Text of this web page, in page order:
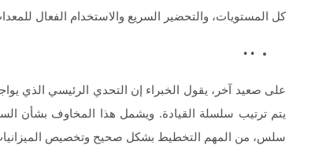
كل المستويات، والتحضير السريع والاستخدام الفعال
• •
على صعيد آخر، يقول الخبراء إن التحدي الرئيسي الذي
يتم ترتيب سلسلة القيادة. ويشمل هذا المخاوف بشأن
سلس، من المهم التخطيط بشكل صحيح وتخصيص